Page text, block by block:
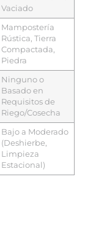
Vaciado
Mampostería
Rústica, Tierra
Compactada,
Piedra
Ninguno o
Basado en
Requisitos de
Riego/Cosecha
Bajo a Moderado
(Deshierbe,
Limpieza
Estacional)